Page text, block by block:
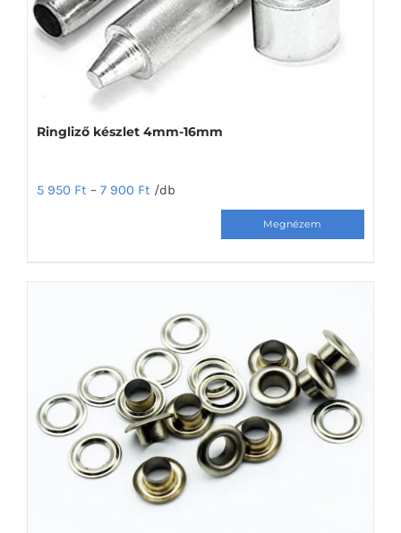
ki
Ringliző készlet 4mm-16mm
5 950 Ft – 7 900 Ft /db
változatok
a
termékoldalon
választhatók